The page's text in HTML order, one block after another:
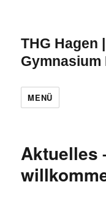
THG Hagen
Gymnasium
MENÜ
Aktuelles